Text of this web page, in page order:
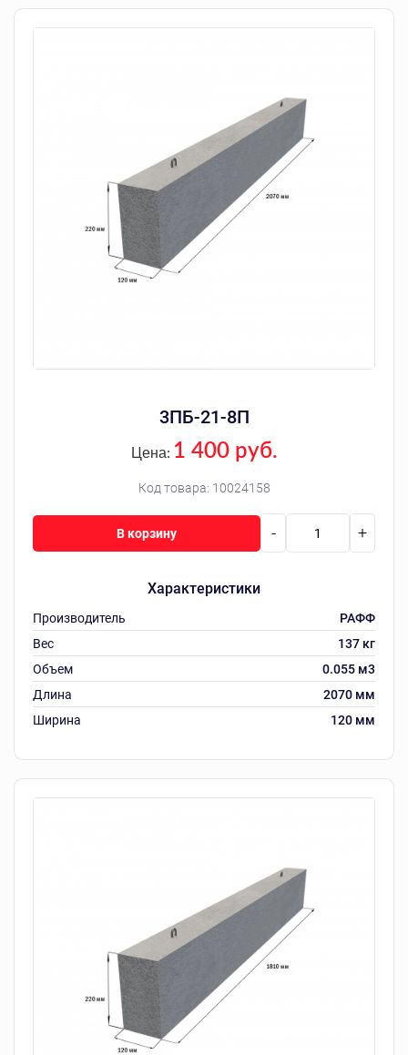
3ПБ-21-8П
Код товара: 10024158
Цена: 1 400 руб.
Характеристики
Производитель
РАФФ
Вес
137 кг
Объем
0.055 м3
Длина
2070 мм
Ширина
120 мм
- +
В корзину